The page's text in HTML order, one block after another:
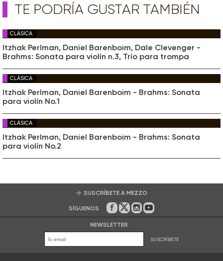
TE PODRÍA GUSTAR TAMBIÉN
CLÁSICA
Itzhak Perlman, Daniel Barenboim, Dale Clevenger -
Brahms: Sonata para violín n.3, Trío para trompa
CLÁSICA
Itzhak Perlman, Daniel Barenboim - Brahms: Sonata
para violín No.1
CLÁSICA
Itzhak Perlman, Daniel Barenboim - Brahms: Sonata
para violín No.2
SUSCRÍBETE A MEZZO
SÍGUENOS En Facebook
En Twitter
En Instagram
En Youtube
NEWSLETTER
SUSCRÍBETE